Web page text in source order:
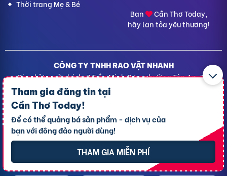
Tham gia đăng tin tại
Cần Thơ Today!
Để có thể quảng bá sản phẩm - dịch vụ của
bạn với đông đảo người dùng!
THAM GIA MIỄN PHÍ
Thời trang Mẹ & Bé
Bạn
Cần Thơ Today,
hãy lan tỏa yêu thương!
CÔNG TY TNHH RAO VẶT NHANH
Địa chỉ trụ sở chính: 7 Trần Minh Sơn, phường Tân An, TP.
Cần Thơ
Giấy CNĐKDN: 1801717351 – Ngày cấp: 24/01/2022 - Cơ
quan cấp: Phòng Đăng ký kinh doanh – Sở kế hoạch và
Đầu tư TP. Cần Thơ
Liên hệ hỗ trợ- Hotline:
Quy chế hoạt động
Chính sách giải quyết khiếu nại
Chính sách bảo mật thông tin